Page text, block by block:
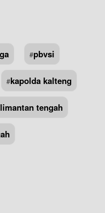
#pbvsi
#kapolda kalteng
tengah